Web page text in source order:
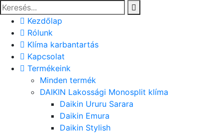
Kezdőlap
Rólunk
Klíma karbantartás
Kapcsolat
Termékeink
Minden termék
DAIKIN Lakossági Monosplit klíma
Daikin Ururu Sarara
Daikin Emura
Daikin Stylish